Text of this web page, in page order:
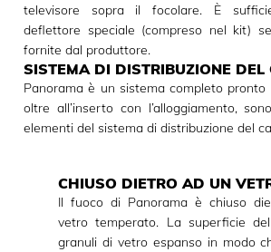
televisore sopra il focolare. È
deflettore speciale (compreso nel kit)
fornite dal produttore.
SISTEMA DI DISTRIBUZIONE DEL
Panorama è un sistema completo pronto
oltre all’inserto con l’alloggiamento,
elementi del sistema di distribuzione del
CHIUSO DIETRO AD UN
Il fuoco di Panorama è chiuso
vetro temperato. La superficie
granuli di vetro espanso in modo